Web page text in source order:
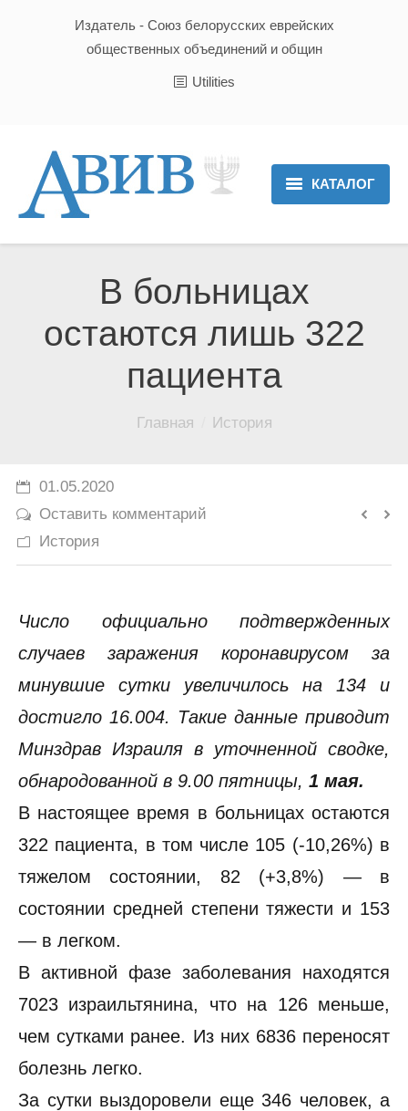
Издатель - Союз белорусских еврейских
общественных объединений и общин
Utilities
КАТАЛОГ
Культура и Традиции
Люди
В больницах
остаются лишь 322
пациента
Главная История
01.05.2020
Оставить комментарий
История
Число официально подтвержденных
случаев заражения коронавирусом за
минувшие сутки увеличилось на 134 и
достигло 16.004. Такие данные приводит
Минздрав Израиля в уточненной сводке,
обнародованной в 9.00 пятницы, 1 мая.
В настоящее время в больницах остаются
322 пациента, в том числе 105 (-10,26%) в
тяжелом состоянии, 82 (+3,8%) — в
состоянии средней степени тяжести и 153
— в легком.
В активной фазе заболевания находятся
7023 израильтянина, что на 126 меньше,
чем сутками ранее. Из них 6836 переносят
болезнь легко.
За сутки выздоровели еще 346 человек, а